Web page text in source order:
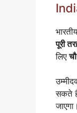
पूरी
लिए
सकते
जाएगा।